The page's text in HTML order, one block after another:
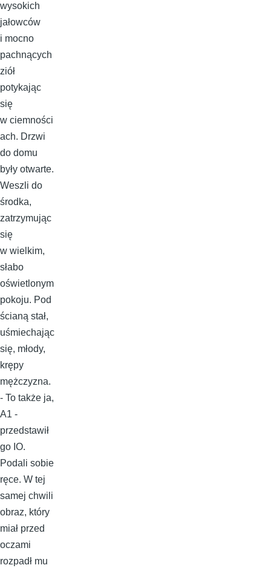
wysokich
jałowców
i mocno
pachnących
ziół
potykając
się
w ciemności
ach. Drzwi
do domu
były otwarte.
Weszli do
środka,
zatrzymując
się
w wielkim,
słabo
oświetlonym
pokoju. Pod
ścianą stał,
uśmiechając
się, młody,
krępy
mężczyzna.
- To także ja,
A1 -
przedstawił
go IO.
Podali sobie
ręce. W tej
samej chwili
obraz, który
miał przed
oczami
rozpadł mu